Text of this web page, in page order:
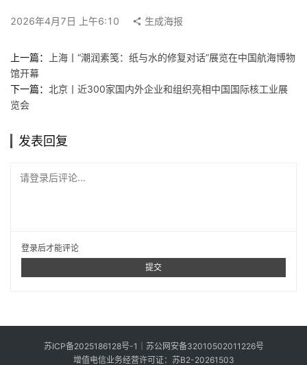
展
我
要
投
稿
中
2026年4月7日 上午6:10 生成海报
上一篇：
上海丨“潮润素笺：纸与水的修复对话”展览在中国航海博物
馆开幕
下一篇： 北京丨近300家国内外企业和组织亮相中国国际核工业展
览会
发表回复
请登录后评论...
登录后才能评论
提交
苏ICP备2025186128号-1
苏公网安备32010502011226号
增值电信业务经营许可证：苏B2-20261503